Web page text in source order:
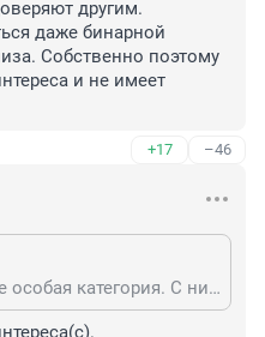
другим.
даже бинарной
Собственно поэтому
и не имеет
+17 –46
Верующие и неверующие особая категория. С ними конструктивный диалог невозможен. Ибо факты их не интересуют. Точнее они полностью доверяют одним источникам и не доверяют другим. Отказываются пользоваться даже бинарной логикой и началами анализа. Собственно поэтому их мнение не вызывает интереса и не имеет авторитета. Как-то так.